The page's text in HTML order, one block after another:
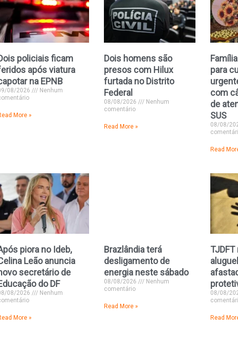
policiais ficam
após viatura
na EPNB
08/2026
Nenhum
More »
Dois homens são
presos com Hilux
furtada no Distrito
Federal
08/08/2026
Nenhum
comentário
Read More »
para
com
de
SUS
08/08/
Read
piora no Ideb,
Leão anuncia
secretário de
do DF
08/2026
Nenhum
More »
Brazlândia terá
desligamento de
energia neste sábado
08/08/2026
Nenhum
comentário
Read More »
08/08/
Read